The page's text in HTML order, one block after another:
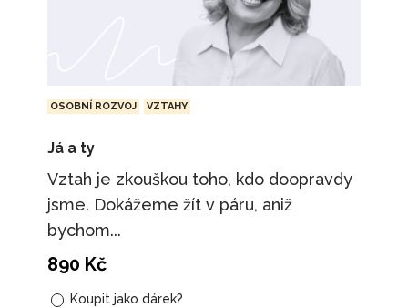
OSOBNÍ ROZVOJ VZTAHY
Já a ty
Vztah je zkouškou toho, kdo doopravdy
jsme. Dokážeme žít v páru, aniž
bychom...
890 Kč
Koupit jako dárek?